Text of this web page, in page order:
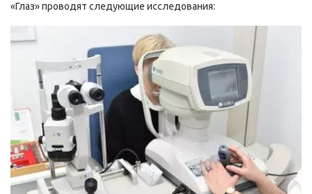
«Глаз» проводят следующие исследования: